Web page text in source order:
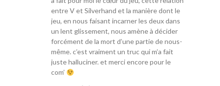
entre V et Silverhand et la manière dont le
jeu, en nous faisant incarner les deux dans
un lent glissement, nous amène à décider
forcément de la mort d’une partie de nous-
même. c’est vraiment un truc qui m’a fait
juste halluciner. et merci encore pour le
com’